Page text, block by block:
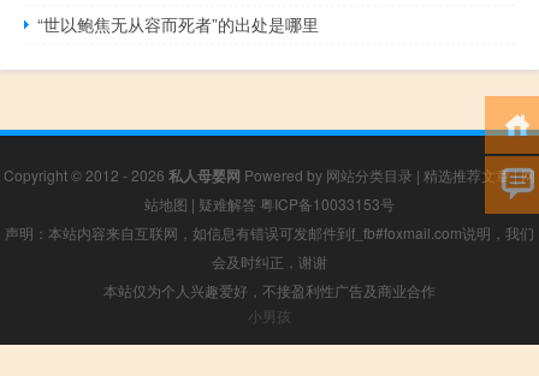
“世以鲍焦无从容而死者”的出处是哪里
Copyright © 2012 - 2026 私人母婴网 Powered by 网站分类目录 | 精选推荐文章|网
站地图 | 疑难解答 粤ICP备10033153号
声明：本站内容来自互联网，如信息有错误可发邮件到f_fb#foxmail.com说明，我们
会及时纠正，谢谢
本站仅为个人兴趣爱好，不接盈利性广告及商业合作
小男孩